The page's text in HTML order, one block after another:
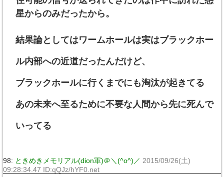
星からのみだったから。
結果論としてはワームホールは実はブラックホー
ル内部への近道だったんだけど、
ブラックホールに行くまでにも淘汰が起きてる
あの未来へ至るために不要な人間から先に死んで
いってる
98: ときめきメモリアル(dion軍)＠＼(^o^)／ 2015/09/26(土)
09:28:34.47 ID:qQJz/hYF0.net